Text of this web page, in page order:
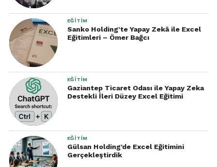
EĞITIM
Sanko Holding’te Yapay Zekâ ile Excel
Eğitimleri – Ömer Bağcı
EĞITIM
Gaziantep Ticaret Odası ile Yapay Zeka
Destekli İleri Düzey Excel Eğitimi
EĞITIM
Gülsan Holding’de Excel Eğitimini
Gerçekleştirdik